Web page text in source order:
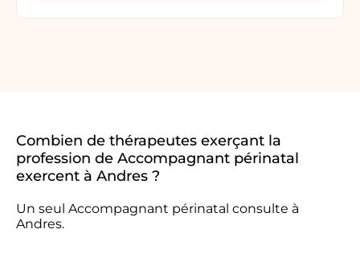
Combien de thérapeutes exerçant la
profession de Accompagnant périnatal
exercent à Andres ?
Un seul Accompagnant périnatal consulte à
Andres.